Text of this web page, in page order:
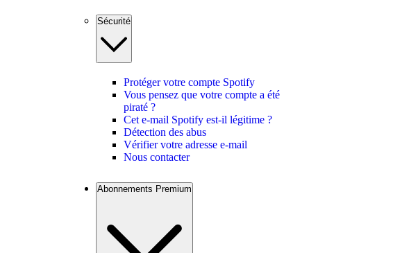
Sécurité
Protéger votre compte Spotify
Vous pensez que votre compte a été
piraté ?
Cet e-mail Spotify est-il légitime ?
Détection des abus
Vérifier votre adresse e-mail
Nous contacter
Abonnements Premium